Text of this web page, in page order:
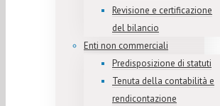
Revisione e certificazione
del bilancio
Enti non commerciali
Predisposizione di statuti
Tenuta della contabilità e
rendicontazione